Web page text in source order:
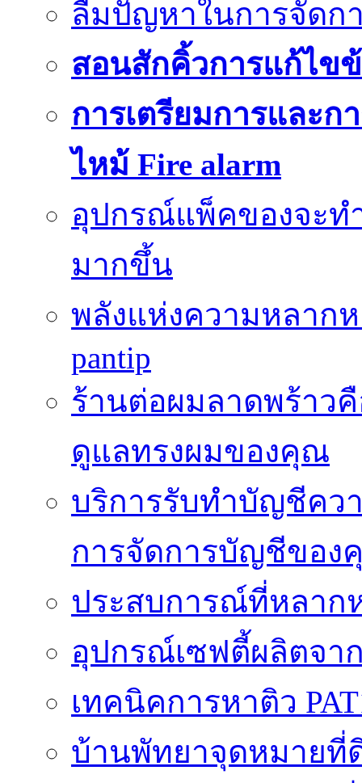
ลืมปัญหาในการจัดก
สอนสักคิ้วการแก้ไข
การเตรียมการและก
ไหม้ Fire alarm
อุปกรณ์แพ็คของจะท
มากขึ้น
พลังแห่งความหลาก
pantip
ร้านต่อผมลาดพร้าว
ดูแลทรงผมของคุณ
บริการรับทำบัญชีคว
การจัดการบัญชีของ
ประสบการณ์ที่หลาก
อุปกรณ์เซฟตี้ผลิตจา
เทคนิคการหาติว
บ้านพัทยาจุดหมายที่